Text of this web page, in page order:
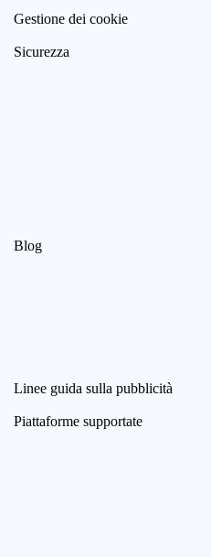
Gestione dei cookie
Sicurezza
Blog
Linee guida sulla pubblicità
Piattaforme supportate